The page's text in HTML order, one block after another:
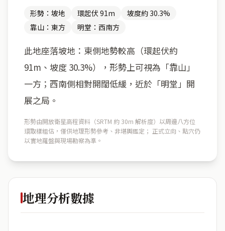
形勢：坡地 環起伏 91m
坡度約 30.3%
靠山：東方
明堂：西南方
此地座落坡地：東側地勢較高（環起伏約
91m、坡度 30.3%），形勢上可視為「靠山」
一方；西南側相對開闊低緩，近於「明堂」開
展之局。
形勢由開放衛星高程資料（SRTM 約 30m 解析度）以周邊八方位
環取樣粗估，僅供地理形勢參考、非堪輿鑑定； 正式立向、點穴仍
以實地羅盤與現場勘察為準。
地理分析數據